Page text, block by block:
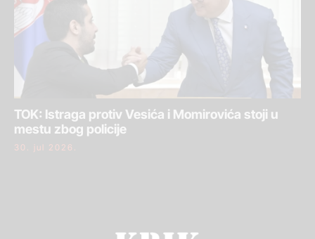
TOK: Istraga protiv Vesića i Momirovića stoji u
mestu zbog policije
30. jul 2026.